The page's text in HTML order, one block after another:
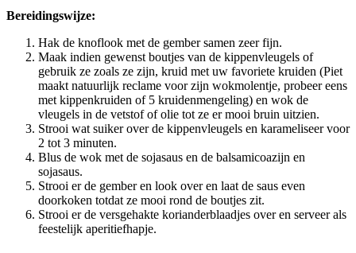
Bereidingswijze:
Hak de knoflook met de gember samen zeer fijn.
Maak indien gewenst boutjes van de kippenvleugels of
gebruik ze zoals ze zijn, kruid met uw favoriete kruiden (Piet
maakt natuurlijk reclame voor zijn wokmolentje, probeer eens
met kippenkruiden of 5 kruidenmengeling) en wok de
vleugels in de vetstof of olie tot ze er mooi bruin uitzien.
Strooi wat suiker over de kippenvleugels en karameliseer voor
2 tot 3 minuten.
Blus de wok met de sojasaus en de balsamicoazijn en
sojasaus.
Strooi er de gember en look over en laat de saus even
doorkoken totdat ze mooi rond de boutjes zit.
Strooi er de versgehakte korianderblaadjes over en serveer als
feestelijk aperitiefhapje.